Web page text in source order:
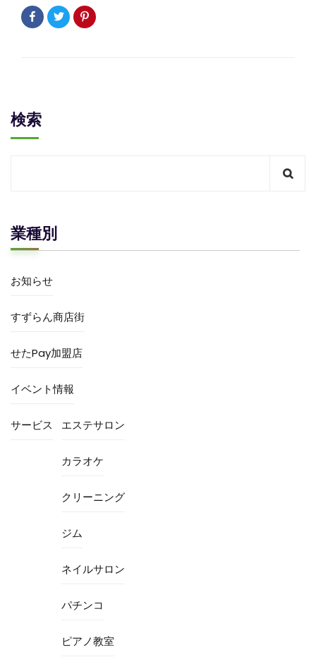
検索
業種別
お知らせ
すずらん商店街
せたPay加盟店
イベント情報
サービス エステサロン
カラオケ
クリーニング
ジム
ネイルサロン
パチンコ
ピアノ教室